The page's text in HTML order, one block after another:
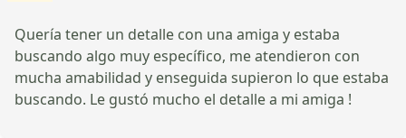
Quería tener un detalle con una amiga y estaba
buscando algo muy específico, me atendieron con
mucha amabilidad y enseguida supieron lo que estaba
buscando. Le gustó mucho el detalle a mi amiga !